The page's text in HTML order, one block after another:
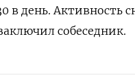
в день. Активность
собеседник.